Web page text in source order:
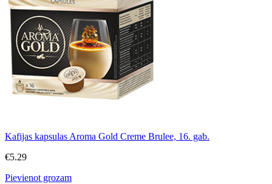
Kafijas kapsulas Aroma Gold Creme Brulee, 16. gab.
€5.29
Pievienot grozam